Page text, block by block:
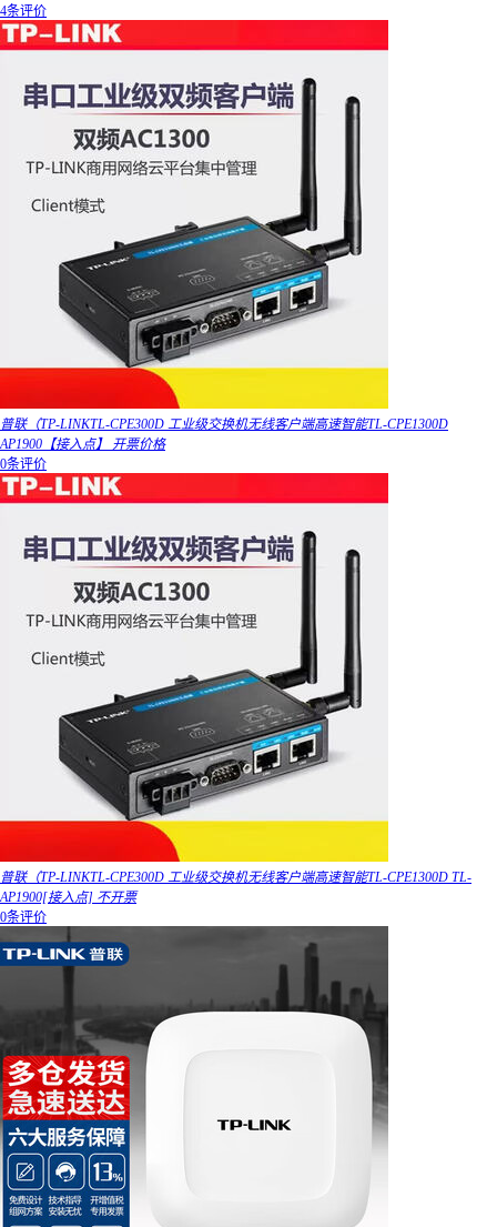
4条评价
普联（TP-LINKTL-CPE300D 工业级交换机无线客户端高速智能TL-CPE1300D
AP1900【接入点】 开票价格
0条评价
普联（TP-LINKTL-CPE300D 工业级交换机无线客户端高速智能TL-CPE1300D TL-
AP1900[接入点] 不开票
0条评价